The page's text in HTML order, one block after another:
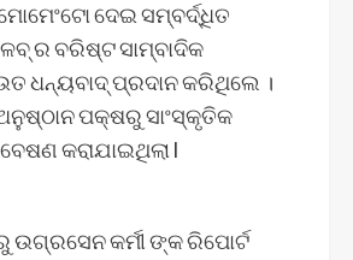
ଦେଇ ସମ୍ବର୍ଦ୍ଧିତ
ର ବରିଷ୍ଟ ସାମ୍ବାଦିକ
ଧନ୍ୟବାଦ୍ ପ୍ରଦାନ କରିଥିଲେ ।
ପକ୍ଷରୁ ସାଂସ୍କୃତିକ
କରାଯାଇଥିଲା l
ଉଗ୍ରସେନ କର୍ମୀ ଙ୍କ ରିପୋର୍ଟ